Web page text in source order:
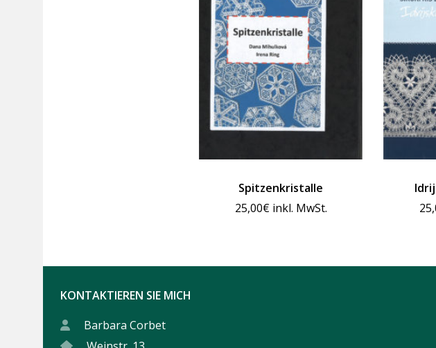
Spitzenkristalle
25,00€ inkl. MwSt.
KONTAKTIEREN SIE MICH
Barbara Corbet